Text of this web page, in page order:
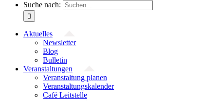
Suche nach:
Aktuelles
Newsletter
Blog
Bulletin
Veranstaltungen
Veranstaltung planen
Veranstaltungskalender
Café Leitstelle